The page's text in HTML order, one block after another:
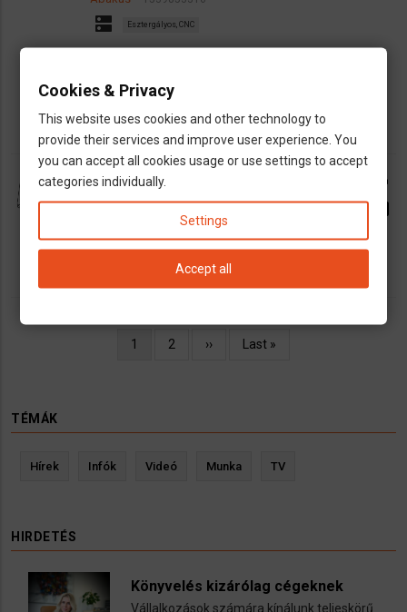
dns Esztergályos, CNC
euro 1900€/hó
Strickert Gabriella
dns Fordító Nyelvtanítás Tolmács Ügyintézés
directions Bahnhofstr. 17, 61209 Echzell
call
email
Jelenlegi
1 Oldal
2
Következő
››
Utolsó
Last »
TÉMÁK
Hírek Infók Videó Munka TV
HIRDETÉS
Könyvelés kizárólag cégeknek
Vállalkozások számára kínálunk teljeskörű
Cookies & Privacy
This website uses cookies and other technology to
provide their services and improve user experience. You
you can accept all cookies usage or use settings to accept
categories individually.
Settings
Accept all